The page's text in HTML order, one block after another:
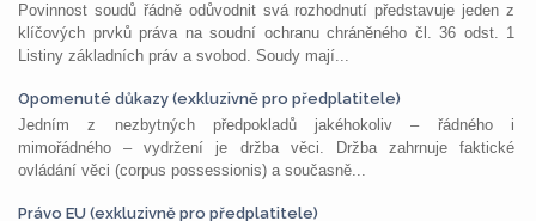
Povinnost soudů řádně odůvodnit svá rozhodnutí představuje jeden z
klíčových prvků práva na soudní ochranu chráněného čl. 36 odst. 1
Listiny základních práv a svobod. Soudy mají...
Opomenuté důkazy (exkluzivně pro předplatitele)
Jedním z nezbytných předpokladů jakéhokoliv – řádného i
mimořádného – vydržení je držba věci. Držba zahrnuje faktické
ovládání věci (corpus possessionis) a současně...
Právo EU (exkluzivně pro předplatitele)